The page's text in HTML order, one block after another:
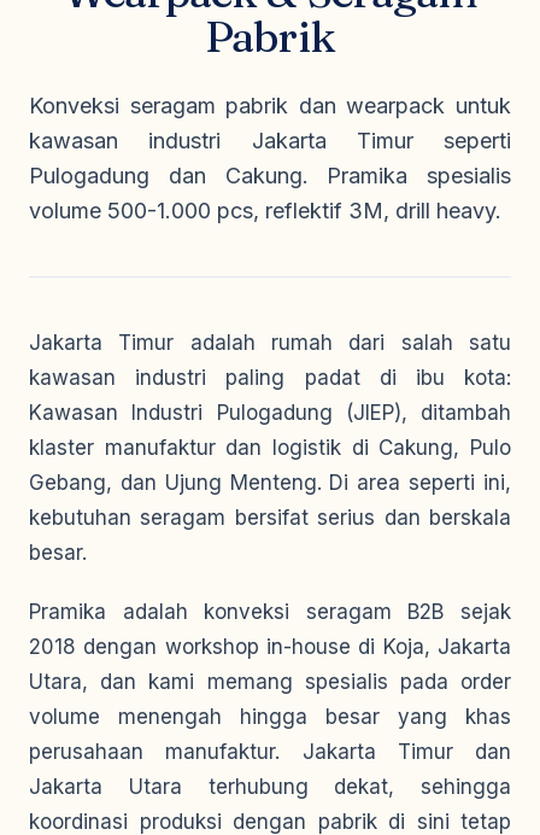
Olahraga
Pabrik
Konveksi seragam pabrik dan wearpack untuk
kawasan industri Jakarta Timur seperti
Pulogadung dan Cakung. Pramika spesialis
volume 500-1.000 pcs, reflektif 3M, drill heavy.
Jakarta Timur adalah rumah dari salah satu
kawasan industri paling padat di ibu kota:
Kawasan Industri Pulogadung (JIEP), ditambah
klaster manufaktur dan logistik di Cakung, Pulo
Gebang, dan Ujung Menteng. Di area seperti ini,
kebutuhan seragam bersifat serius dan berskala
besar.
Pramika adalah konveksi seragam B2B sejak
2018 dengan workshop in-house di Koja, Jakarta
Utara, dan kami memang spesialis pada order
volume menengah hingga besar yang khas
perusahaan manufaktur. Jakarta Timur dan
Jakarta Utara terhubung dekat, sehingga
koordinasi produksi dengan pabrik di sini tetap